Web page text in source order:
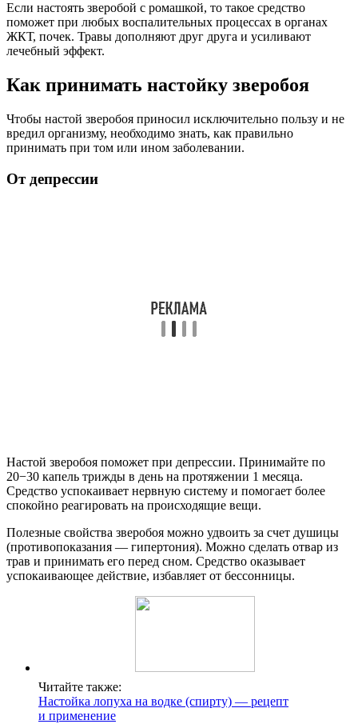
Если настоять зверобой с ромашкой, то такое средство
поможет при любых воспалительных процессах в органах
ЖКТ, почек. Травы дополняют друг друга и усиливают
лечебный эффект.
Как принимать настойку зверобоя
Чтобы настой зверобоя приносил исключительно пользу и не
вредил организму, необходимо знать, как правильно
принимать при том или ином заболевании.
От депрессии
Настой зверобоя поможет при депрессии. Принимайте по
20−30 капель трижды в день на протяжении 1 месяца.
Средство успокаивает нервную систему и помогает более
спокойно реагировать на происходящие вещи.
Полезные свойства зверобоя можно удвоить за счет душицы
(противопоказания — гипертония). Можно сделать отвар из
трав и принимать его перед сном. Средство оказывает
успокаивающее действие, избавляет от бессонницы.
Читайте также:
Настойка лопуха на водке (спирту) — рецепт
и применение